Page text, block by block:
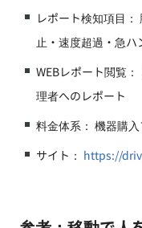
レポート検知項目
止・速度超過・急
WEBレポート閲覧
理者へのレポート
料金体系： 機器購
サイト： https://